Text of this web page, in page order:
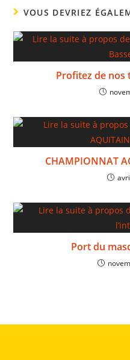
VOUS DEVRIEZ
Profitez de nos
CHAMPIONNAT
Port du